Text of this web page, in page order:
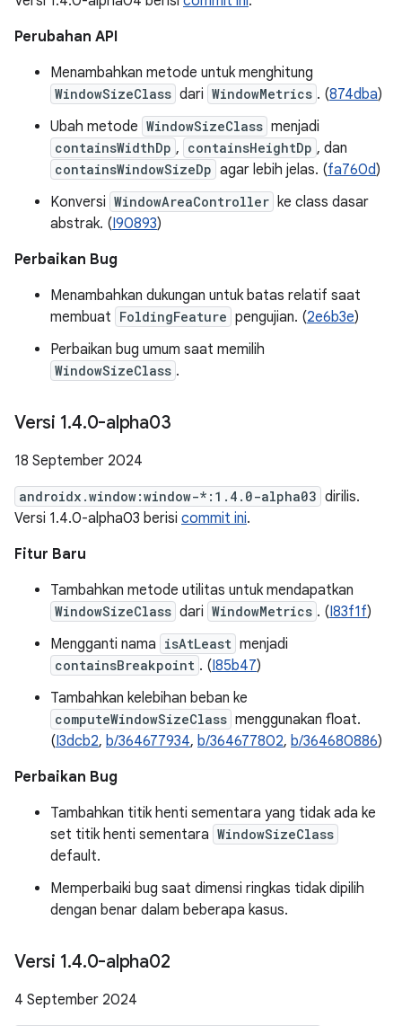
Perubahan API
Menambahkan metode untuk menghitung
WindowSizeClass dari WindowMetrics . (874dba)
Ubah metode WindowSizeClass menjadi
containsWidthDp , containsHeightDp , dan
containsWindowSizeDp agar lebih jelas. (fa760d)
Konversi WindowAreaController ke class dasar
abstrak. (I90893)
Perbaikan Bug
Menambahkan dukungan untuk batas relatif saat
membuat FoldingFeature pengujian. (2e6b3e)
Perbaikan bug umum saat memilih
WindowSizeClass .
Versi 1.4.0-alpha03
18 September 2024
androidx.window:window-*:1.4.0-alpha03 dirilis.
Versi 1.4.0-alpha03 berisi commit ini.
Fitur Baru
Tambahkan metode utilitas untuk mendapatkan
WindowSizeClass dari WindowMetrics . (I83f1f)
Mengganti nama isAtLeast menjadi
containsBreakpoint . (I85b47)
Tambahkan kelebihan beban ke
computeWindowSizeClass menggunakan float.
(I3dcb2, b/364677934, b/364677802, b/364680886)
Perbaikan Bug
Tambahkan titik henti sementara yang tidak ada ke
set titik henti sementara WindowSizeClass
default.
Memperbaiki bug saat dimensi ringkas tidak dipilih
dengan benar dalam beberapa kasus.
Versi 1.4.0-alpha02
4 September 2024